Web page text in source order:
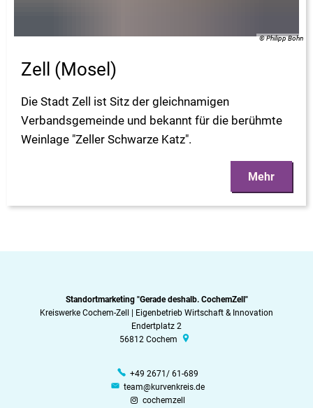
© Philipp Bohn
Zell (Mosel)
Die Stadt Zell ist Sitz der gleichnamigen
Verbandsgemeinde und bekannt für die berühmte
Weinlage "Zeller Schwarze Katz".
Mehr
Standortmarketing "Gerade deshalb. CochemZell"
Kreiswerke Cochem-Zell | Eigenbetrieb Wirtschaft & Innovation
Endertplatz 2
56812 Cochem
+49 2671/ 61-689
team@kurvenkreis.de
cochemzell